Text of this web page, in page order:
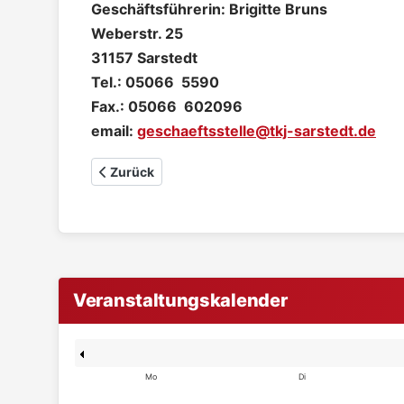
Geschäftsführerin: Brigitte Bruns
Weberstr. 25
31157 Sarstedt
Tel.: 05066 5590
Fax.: 05066 602096
email: geschaeftsstelle@tkj-sarstedt.de
Vorheriger Beitrag: Kleinkinder- und Eltern-Kind-
Zurück
Veranstaltungskalender
Mo Di